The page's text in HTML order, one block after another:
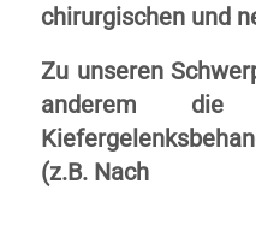
chirurgischen und
Zu unseren
anderem die
(z.B. Nach